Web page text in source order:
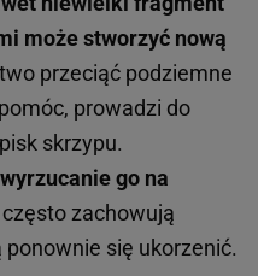
może stworzyć nową
przeciąć podziemne
prowadzi do
skrzypu.
go na
zachowują
się ukorzenić.